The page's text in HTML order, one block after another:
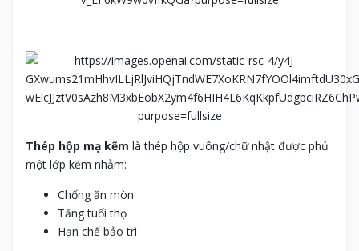
Thép hộp mạ kẽm là thép hộp vuông/chữ nhật được phủ
một lớp kẽm nhằm:
Chống ăn mòn
Tăng tuổi thọ
Hạn chế bảo trì